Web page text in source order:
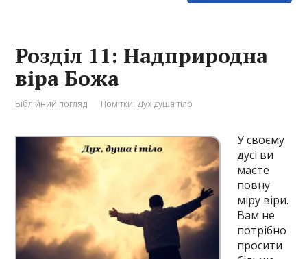
Розділ 11: Надприродна
віра Божа
Біблійний погляд Помітки: Дух душа тіло
У своєму
дусі ви
маєте
повну
міру віри.
Вам не
потрібно
просити